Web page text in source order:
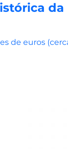
de euros